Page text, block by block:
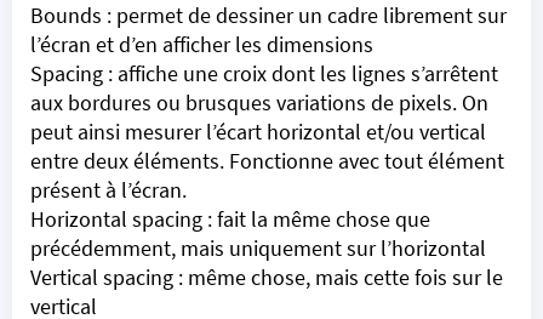
Bounds : permet de dessiner un cadre librement sur
l’écran et d’en afficher les dimensions
Spacing : affiche une croix dont les lignes s’arrêtent
aux bordures ou brusques variations de pixels. On
peut ainsi mesurer l’écart horizontal et/ou vertical
entre deux éléments. Fonctionne avec tout élément
présent à l’écran.
Horizontal spacing : fait la même chose que
précédemment, mais uniquement sur l’horizontal
Vertical spacing : même chose, mais cette fois sur le
vertical